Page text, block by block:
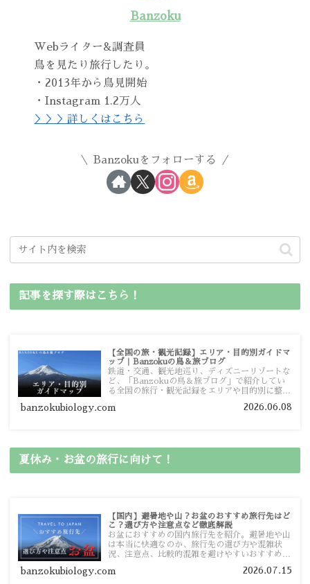
Banzoku
Webライター&調査員
鳥を見たり旅行したり。
・2013年から鳥見開始
・Instagram 1.2万人
＞＞＞詳しくはこちら
Banzokuをフォローする
記事を探す際はこちら！
【全国の旅・観光記録】エリア・目的別ガイドマ
ップ｜Banzokuの鳥＆旅ブログ
鉄道・交通、観光地巡り、ディズニーリゾートな
ど、「Banzokuの鳥＆旅ブログ」で紹介してい
る全国の旅行・観光記録をエリアや目的別に整理
ガイドマップからスムーズに見つけていただけま
banzokubiology.com 2026.06.08
夏休み・お盆の旅行に向けて！
【国内】避暑地や山？お盆のおすすめ旅行先はど
こ？選び方や注意点など徹底解説
お盆におすすめの国内旅行先を紹介。避暑地や山
は本当に快適なのか、旅行先の選び方や混雑状
況、注意点、比較的混雑を避けやすいおすすめス
す。
banzokubiology.com 2026.07.15